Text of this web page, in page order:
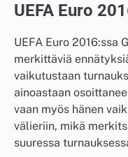
UEFA Euro
UEFA Euro 2016:ssa
merkittäviä
vaikutustaan
ainoastaan
vaan myös hänen
välieriin, mikä
suuressa